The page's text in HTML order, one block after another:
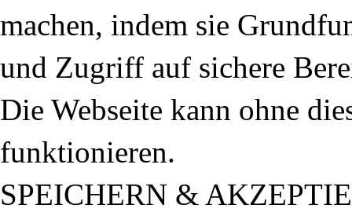
machen, indem sie
und Zugriff auf sichere
Die Webseite kann ohne
funktionieren.
SPEICHERN &